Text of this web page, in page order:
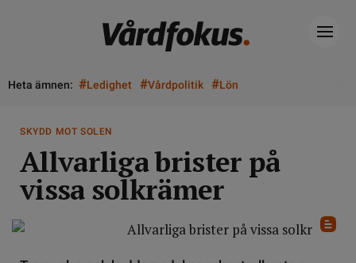
Heta ämnen: #Ledighet #Vårdpolitik #Lön
SKYDD MOT SOLEN
Allvarliga brister på
vissa solkrämer